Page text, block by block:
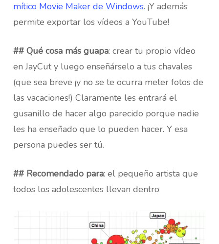
mítico Movie Maker de Windows. ¡Y además
permite exportar los vídeos a YouTube!
## Qué cosa más guapa: crear tu propio vídeo
en JayCut y luego enseñárselo a tus chavales
(que sea breve ¡y no se te ocurra meter fotos de
las vacaciones!) Claramente les entrará el
gusanillo de hacer algo parecido porque nadie
les ha enseñado que lo pueden hacer. Y esa
persona puedes ser tú.
## Recomendado para: el pequeño artista que
todos los adolescentes llevan dentro